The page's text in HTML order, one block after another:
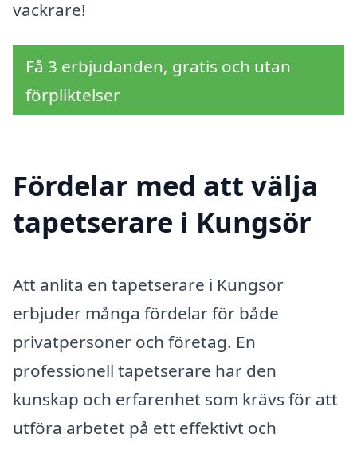
vackrare!
Få 3 erbjudanden, gratis och utan
förpliktelser
Fördelar med att välja
tapetserare i Kungsör
Att anlita en tapetserare i Kungsör
erbjuder många fördelar för både
privatpersoner och företag. En
professionell tapetserare har den
kunskap och erfarenhet som krävs för att
utföra arbetet på ett effektivt och